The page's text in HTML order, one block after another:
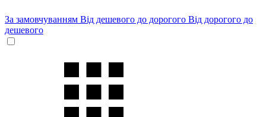
За замовчуванням Від дешевого до дорогого Від дорогого до
дешевого